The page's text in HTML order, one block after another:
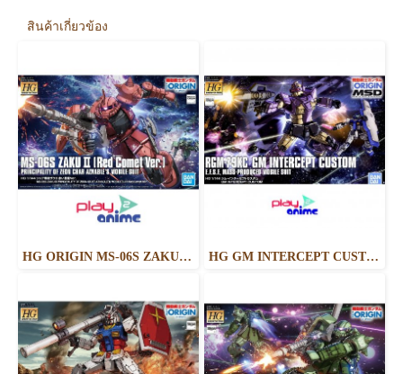
สินค้าเกี่ยวข้อง
HG ORIGIN MS-06S ZAKU II ZEON CHAR AZNABLE’S MOBILE SUITS - RED COMET VER. HG GM INTERCEPT CUSTOM